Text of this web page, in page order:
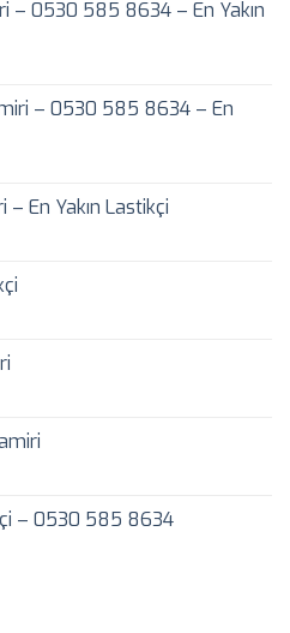
– 0530 585 8634 – En Yakın
– 0530 585 8634 – En
En Yakın Lastikçi
– 0530 585 8634